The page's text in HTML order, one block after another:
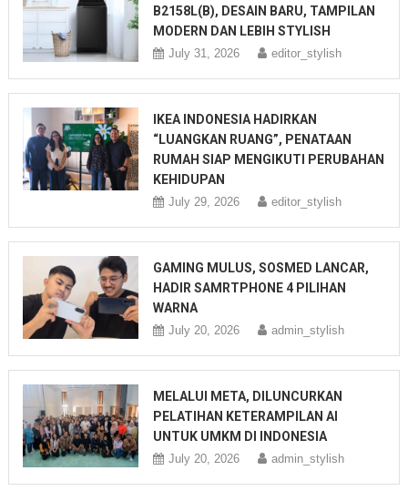
B2158L(B), DESAIN BARU, TAMPILAN
MODERN DAN LEBIH STYLISH
July 31, 2026 editor_stylish
IKEA INDONESIA HADIRKAN
“LUANGKAN RUANG”, PENATAAN
RUMAH SIAP MENGIKUTI PERUBAHAN
KEHIDUPAN
July 29, 2026 editor_stylish
GAMING MULUS, SOSMED LANCAR,
HADIR SAMRTPHONE 4 PILIHAN
WARNA
July 20, 2026 admin_stylish
MELALUI META, DILUNCURKAN
PELATIHAN KETERAMPILAN AI
UNTUK UMKM DI INDONESIA
July 20, 2026 admin_stylish